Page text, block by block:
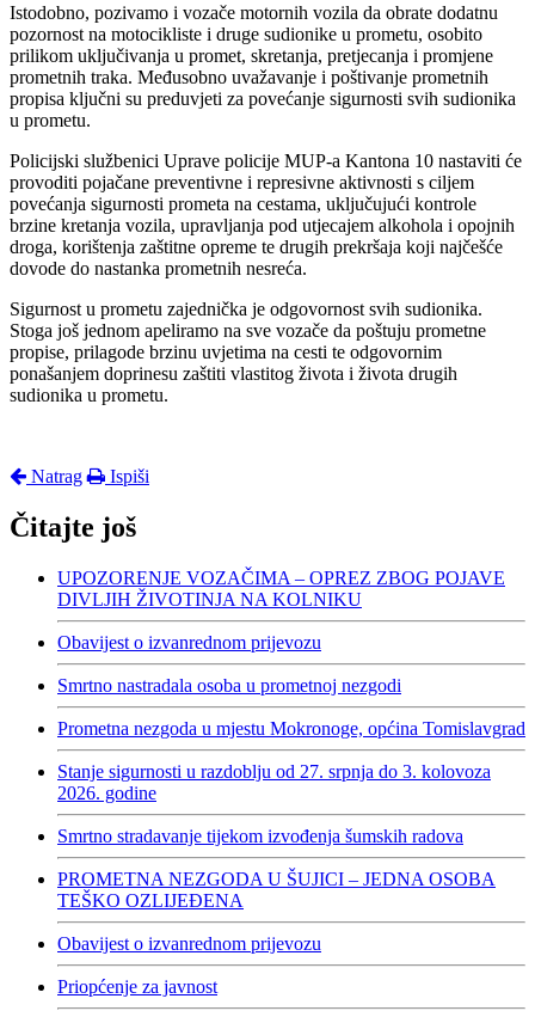
Istodobno, pozivamo i vozače motornih vozila da obrate dodatnu
pozornost na motocikliste i druge sudionike u prometu, osobito
prilikom uključivanja u promet, skretanja, pretjecanja i promjene
prometnih traka. Međusobno uvažavanje i poštivanje prometnih
propisa ključni su preduvjeti za povećanje sigurnosti svih sudionika
u prometu.
Policijski službenici Uprave policije MUP-a Kantona 10 nastaviti će
provoditi pojačane preventivne i represivne aktivnosti s ciljem
povećanja sigurnosti prometa na cestama, uključujući kontrole
brzine kretanja vozila, upravljanja pod utjecajem alkohola i opojnih
droga, korištenja zaštitne opreme te drugih prekršaja koji najčešće
dovode do nastanka prometnih nesreća.
Sigurnost u prometu zajednička je odgovornost svih sudionika.
Stoga još jednom apeliramo na sve vozače da poštuju prometne
propise, prilagode brzinu uvjetima na cesti te odgovornim
ponašanjem doprinesu zaštiti vlastitog života i života drugih
sudionika u prometu.
Natrag Ispiši
Čitajte još
UPOZORENJE VOZAČIMA – OPREZ ZBOG POJAVE
DIVLJIH ŽIVOTINJA NA KOLNIKU
Obavijest o izvanrednom prijevozu
Smrtno nastradala osoba u prometnoj nezgodi
Prometna nezgoda u mjestu Mokronoge, općina Tomislavgrad
Stanje sigurnosti u razdoblju od 27. srpnja do 3. kolovoza
2026. godine
Smrtno stradavanje tijekom izvođenja šumskih radova
PROMETNA NEZGODA U ŠUJICI – JEDNA OSOBA
TEŠKO OZLIJEĐENA
Obavijest o izvanrednom prijevozu
Priopćenje za javnost